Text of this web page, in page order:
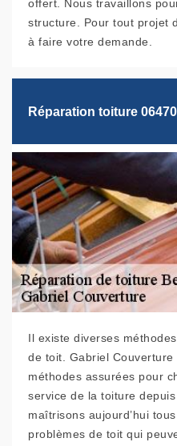
offert. Nous travaillons
structure. Pour tout projet
à faire votre demande.
Réparation toiture 06470
Il existe diverses
de toit. Gabriel
méthodes assurées pour
service de la toiture
maîtrisons aujourd’hui
problèmes de toit qui